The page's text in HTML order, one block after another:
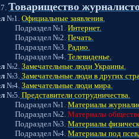
Товарищество
№1.Официальные заявления.
№1.Интернет.
№2.Печать.
№3.Радио.
№4.Телевиденье.
№2.Замечательные люди Украины.
№3. Замечательные люди в других
№4.Замечательные люди мира.
№5. Представители сотрудничества.
№1.Материалы
№2. Материалы
№3.Материалы
№4.Материалы под